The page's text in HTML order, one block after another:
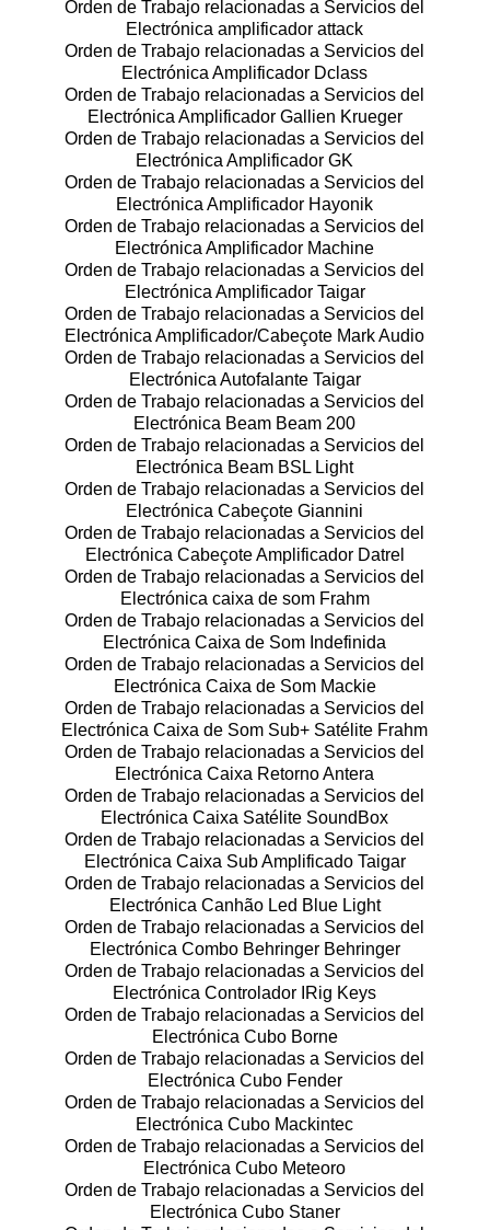
Orden de Trabajo relacionadas a Servicios del
Electrónica amplificador attack
Orden de Trabajo relacionadas a Servicios del
Electrónica Amplificador Dclass
Orden de Trabajo relacionadas a Servicios del
Electrónica Amplificador Gallien Krueger
Orden de Trabajo relacionadas a Servicios del
Electrónica Amplificador GK
Orden de Trabajo relacionadas a Servicios del
Electrónica Amplificador Hayonik
Orden de Trabajo relacionadas a Servicios del
Electrónica Amplificador Machine
Orden de Trabajo relacionadas a Servicios del
Electrónica Amplificador Taigar
Orden de Trabajo relacionadas a Servicios del
Electrónica Amplificador/Cabeçote Mark Audio
Orden de Trabajo relacionadas a Servicios del
Electrónica Autofalante Taigar
Orden de Trabajo relacionadas a Servicios del
Electrónica Beam Beam 200
Orden de Trabajo relacionadas a Servicios del
Electrónica Beam BSL Light
Orden de Trabajo relacionadas a Servicios del
Electrónica Cabeçote Giannini
Orden de Trabajo relacionadas a Servicios del
Electrónica Cabeçote Amplificador Datrel
Orden de Trabajo relacionadas a Servicios del
Electrónica caixa de som Frahm
Orden de Trabajo relacionadas a Servicios del
Electrónica Caixa de Som Indefinida
Orden de Trabajo relacionadas a Servicios del
Electrónica Caixa de Som Mackie
Orden de Trabajo relacionadas a Servicios del
Electrónica Caixa de Som Sub+ Satélite Frahm
Orden de Trabajo relacionadas a Servicios del
Electrónica Caixa Retorno Antera
Orden de Trabajo relacionadas a Servicios del
Electrónica Caixa Satélite SoundBox
Orden de Trabajo relacionadas a Servicios del
Electrónica Caixa Sub Amplificado Taigar
Orden de Trabajo relacionadas a Servicios del
Electrónica Canhão Led Blue Light
Orden de Trabajo relacionadas a Servicios del
Electrónica Combo Behringer Behringer
Orden de Trabajo relacionadas a Servicios del
Electrónica Controlador IRig Keys
Orden de Trabajo relacionadas a Servicios del
Electrónica Cubo Borne
Orden de Trabajo relacionadas a Servicios del
Electrónica Cubo Fender
Orden de Trabajo relacionadas a Servicios del
Electrónica Cubo Mackintec
Orden de Trabajo relacionadas a Servicios del
Electrónica Cubo Meteoro
Orden de Trabajo relacionadas a Servicios del
Electrónica Cubo Staner